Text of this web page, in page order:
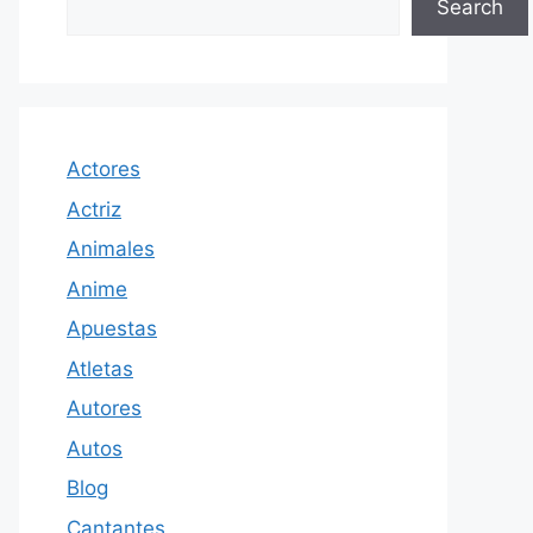
Search
Actores
Actriz
Animales
Anime
Apuestas
Atletas
Autores
Autos
Blog
Cantantes